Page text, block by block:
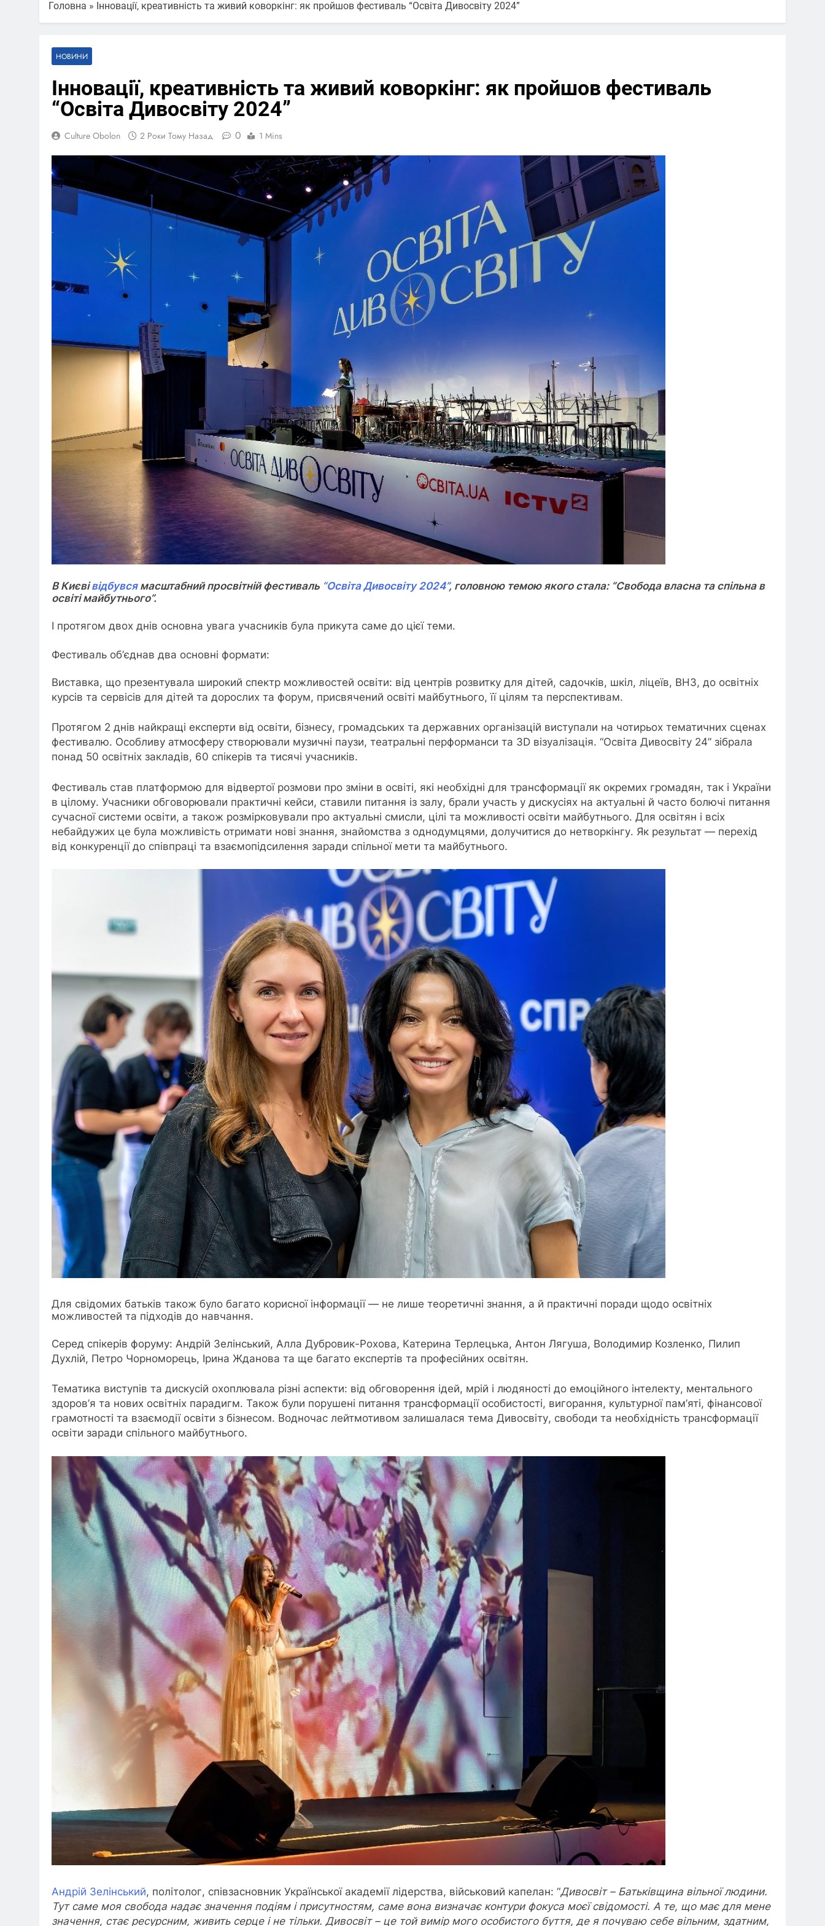
Головна » Інновації, креативність та живий коворкінг: як пройшов фестиваль “Освіта Дивосвіту 2024”
НОВИНИ
Інновації, креативність та живий коворкінг: як пройшов фестиваль
“Освіта Дивосвіту 2024”
Culture Obolon 2 Роки Тому Назад 0 1 Mins
В Києвівідбувсямасштабний просвітній фестиваль “Освіта Дивосвіту 2024”, головною темою якого стала: “Свобода власна та спільна в
освіті майбутнього”.
І протягом двох днів основна увага учасників була прикута саме до цієї теми.
Фестиваль об’єднав два основні формати:
Виставка, що презентувала широкий спектр можливостей освіти: від центрів розвитку для дітей, садочків, шкіл, ліцеїв, ВНЗ, до освітніх
курсів та сервісів для дітей та дорослих та форум, присвячений освіті майбутнього, її цілям та перспективам.
Протягом 2 днів найкращі експерти від освіти, бізнесу, громадських та державних організацій виступали на чотирьох тематичних сценах
фестивалю. Особливу атмосферу створювали музичні паузи, театральні перформанси та 3D візуалізація. “Освіта Дивосвіту 24” зібрала
понад 50 освітніх закладів, 60 спікерів та тисячі учасників.
Фестиваль став платформою для відвертої розмови про зміни в освіті, які необхідні для трансформації як окремих громадян, так і України
в цілому. Учасники обговорювали практичні кейси, ставили питання із залу, брали участь у дискусіях на актуальні й часто болючі питання
сучасної системи освіти, а також розмірковували про актуальні смисли, цілі та можливості освіти майбутнього. Для освітян і всіх
небайдужих це була можливість отримати нові знання, знайомства з однодумцями, долучитися до нетворкінгу. Як результат — перехід
від конкуренції до співпраці та взаємопідсилення заради спільної мети та майбутнього.
Для свідомих батьків також було багато корисної інформації — не лише теоретичні знання, а й практичні поради щодо освітніх
можливостей та підходів до навчання.
Серед спікерів форуму: Андрій Зелінський, Алла Дубровик-Рохова, Катерина Терлецька, Антон Лягуша, Володимир Козленко, Пилип
Духлій, Петро Чорноморець, Ірина Жданова та ще багато експертів та професійних освітян.
Тематика виступів та дискусій охоплювала різні аспекти: від обговорення ідей, мрій і людяності до емоційного інтелекту, ментального
здоров’я та нових освітніх парадигм. Також були порушені питання трансформації особистості, вигорання, культурної пам’яті, фінансової
грамотності та взаємодії освіти з бізнесом. Водночас лейтмотивом залишалася тема Дивосвіту, свободи та необхідність трансформації
освіти заради спільного майбутнього.
Андрій Зелінський, політолог, співзасновник Української академії лідерства, військовий капелан: “Дивосвіт – Батьківщина вільної людини.
Тут саме моя свобода надає значення подіям і присутностям, саме вона визначає контури фокуса моєї свідомості. А те, що має для мене
значення, стає ресурсним, живить серце і не тільки. Дивосвіт – це той вимір мого особистого буття, де я почуваю себе вільним, здатним,